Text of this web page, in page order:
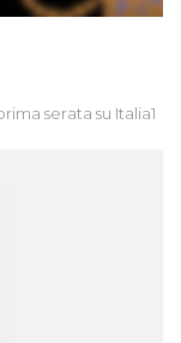
serata su Italia1